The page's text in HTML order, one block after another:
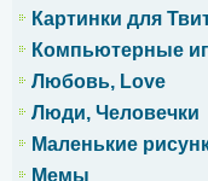
Картинки для
Компьютерные
Любовь, Love
Люди, Человечки
Маленькие
Мемы